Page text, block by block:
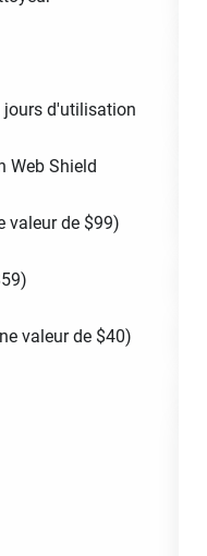
jours d'utilisation
Web Shield
valeur de $99)
59)
valeur de $40)